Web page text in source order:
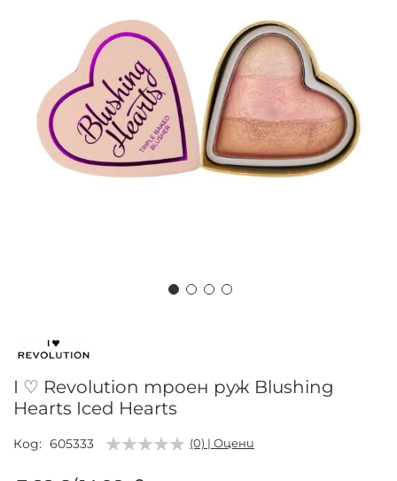
изображенията
началото
галерия
със
снимки
I ♡ Revolution троен руж Blushing
Hearts Iced Hearts
Код 605333 (0) | Оцени